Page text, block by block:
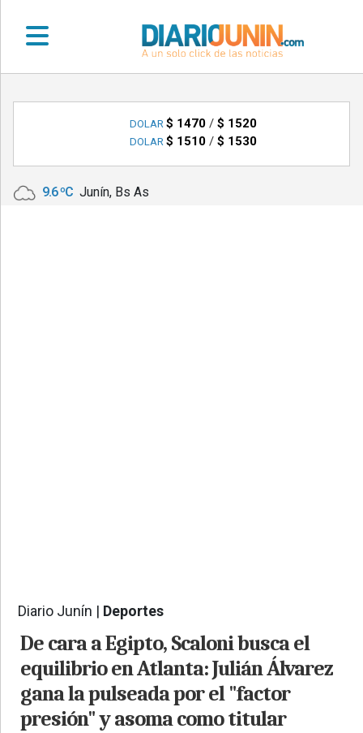
•
LOCALES
•
DOLAR $ 1470/ $ 1520
DOLAR $ 1510/ $ 1530
9.6 ºC Junín, Bs As
Diario Junín | Deportes
De cara a Egipto, Scaloni busca el
equilibrio en Atlanta: Julián Álvarez
gana la pulseada por el "factor
presión" y asoma como titular